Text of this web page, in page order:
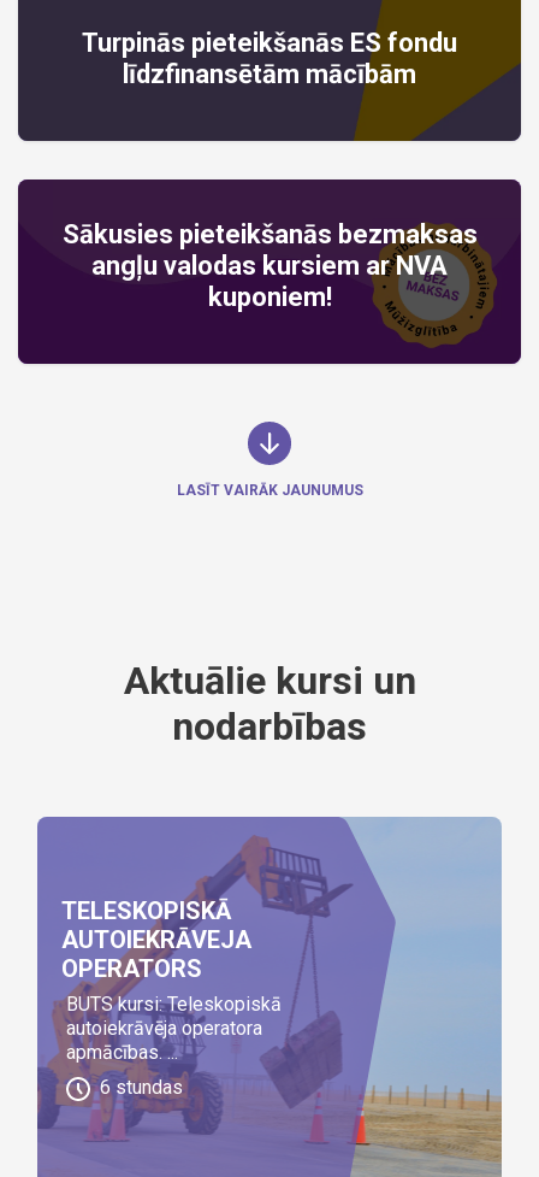
Turpinās pieteikšanās ES fondu
līdzfinansētām mācībām
Sākusies pieteikšanās bezmaksas
angļu valodas kursiem ar NVA
kuponiem!
LASĪT VAIRĀK JAUNUMUS
Aktuālie kursi un
nodarbības
TELESKOPISKĀ
AUTOIEKRĀVEJA
OPERATORS
BUTS kursi: Teleskopiskā
autoiekrāvēja operatora
apmācības. ...
6 stundas